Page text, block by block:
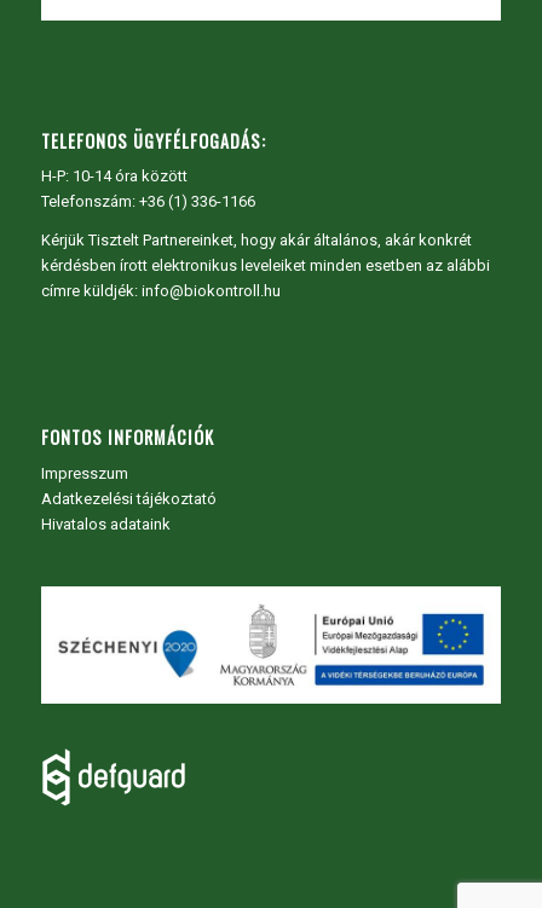
TELEFONOS ÜGYFÉLFOGADÁS:
H-P: 10-14 óra között
Telefonszám: +36 (1) 336-1166
Kérjük Tisztelt Partnereinket, hogy akár általános, akár konkrét
kérdésben írott elektronikus leveleiket minden esetben az alábbi
címre küldjék: info@biokontroll.hu
FONTOS INFORMÁCIÓK
Impresszum
Adatkezelési tájékoztató
Hivatalos adataink